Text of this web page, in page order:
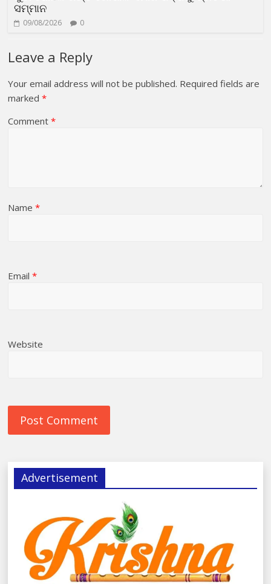
ସମ୍ମାନ
09/08/2026 0
Leave a Reply
Your email address will not be published. Required fields are
marked*
Comment*
Name*
Email*
Website
Advertisement